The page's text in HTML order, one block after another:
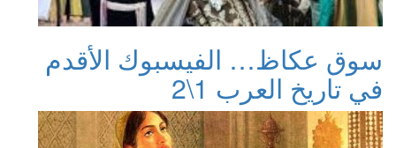
سوق عكاظ… الفيسبوك الأقدم
في تاريخ العرب 1\2